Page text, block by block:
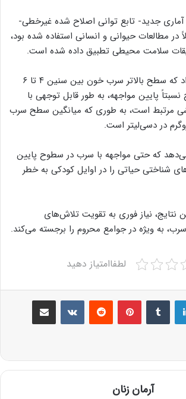
جدید- تابع توانی اصلاح شده غیرخطی-
در مطالعات حیوانی و انسانی استفاده شده بود،
سلامت محیطی تطبیق داده شده است.
این مطالعه نشان داد که سطح بالاتر سرب خون بین سنین ۴ تا ۶
پایین مواجهه، به طور قابل توجهی با
مرتبط است، به طوری که میانگین سطح سرب
که حتی مواجهه با سرب در سطوح پایین
شناختی حیاتی را در اوایل کودکی به خطر
نتایج، نیاز فوری به تقویت تلاش‌های
به ویژه در جوامع محروم را برجسته می‌کند.
لطفاامتیاز دهید
LinkedIn
Tumblr
Pinterest
Reddit
VKontakte
Share via Email
آرمان زنان